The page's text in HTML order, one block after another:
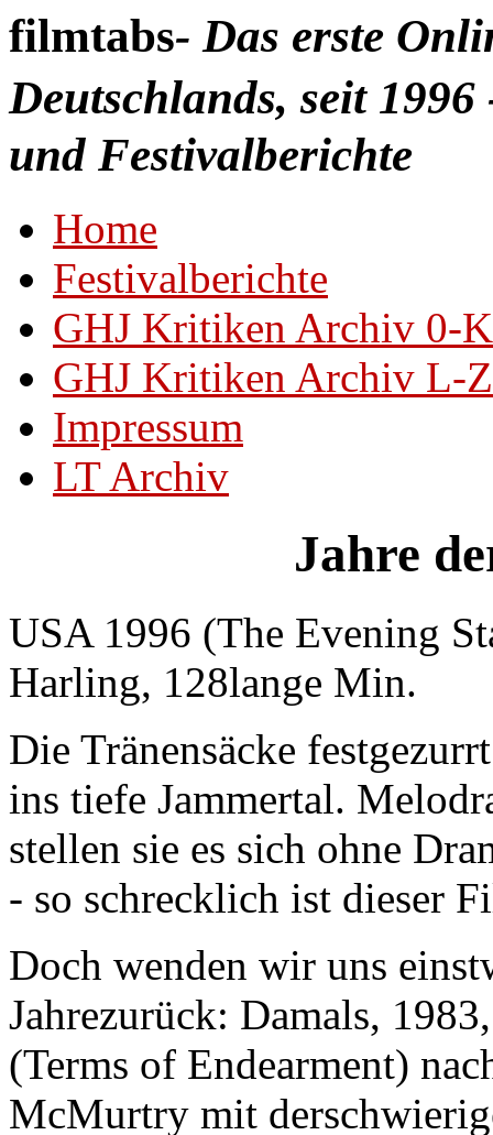
filmtabs- Das erste
Deutschlands, seit
und Festivalberichte
Home
Festivalberichte
GHJ Kritiken Archiv 0-K
GHJ Kritiken Archiv L-Z
Impressum
LT Archiv
Jahre
USA 1996 (The Evening
Harling, 128lange Min.
Die Tränensäcke
ins tiefe Jammertal.
stellen sie es sich ohne
- so schrecklich ist dieser
Doch wenden wir uns
Jahrezurück: Damals,
(Terms of Endearment)
McMurtry mit